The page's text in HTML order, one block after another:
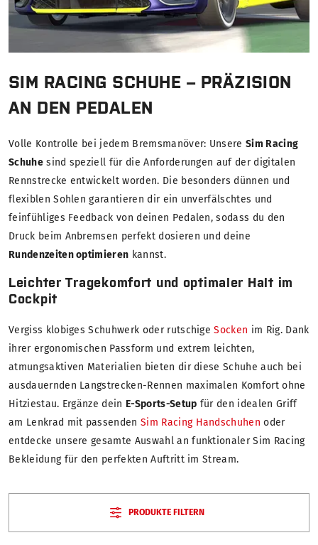
SIM RACING SCHUHE – PRÄZISION
AN DEN PEDALEN
Volle Kontrolle bei jedem Bremsmanöver: UnsereSim Racing
Schuhesind speziell für die Anforderungen auf der digitalen
Rennstrecke entwickelt worden. Die besonders dünnen und
flexiblen Sohlen garantieren dir ein unverfälschtes und
feinfühliges Feedback von deinen Pedalen, sodass du den
Druck beim Anbremsen perfekt dosieren und deine
Rundenzeiten optimieren kannst.
Leichter Tragekomfort und optimaler Halt im
Cockpit
Vergiss klobiges Schuhwerk oder rutschigeSocken im Rig. Dank
ihrer ergonomischen Passform und extrem leichten,
atmungsaktiven Materialien bieten dir diese Schuhe auch bei
ausdauernden Langstrecken-Rennen maximalen Komfort ohne
Hitziestau. Ergänze dein E-Sports-Setup für den idealen Griff
am Lenkrad mit passendenSim Racing Handschuhen oder
entdecke unsere gesamte Auswahl an funktionaler Sim Racing
Bekleidung für den perfekten Auftritt im Stream.
PRODUKTE FILTERN